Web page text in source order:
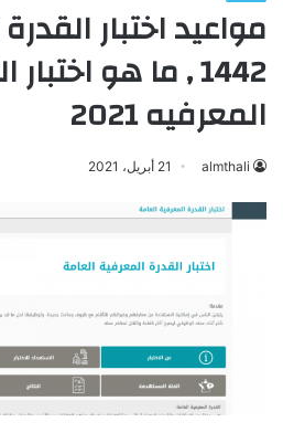
مواعيد اختبار
1442 , ما هو
المعرفيه 2021
almthali 21 أبريل، 2021